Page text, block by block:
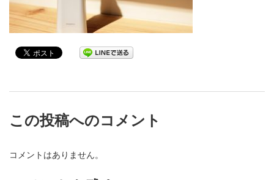
この投稿へのコメント
コメントはありません。